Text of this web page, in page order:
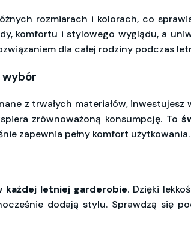
rozmiarach i kolorach, co
komfortu i stylowego wyglądu, a
dla całej rodziny podczas
wybór
z trwałych materiałów, inwestujesz
zrównoważoną konsumpcję. To
zapewnia pełny komfort użytkowania.
każdej letniej garderobie. Dzięki
dodają stylu. Sprawdzą się